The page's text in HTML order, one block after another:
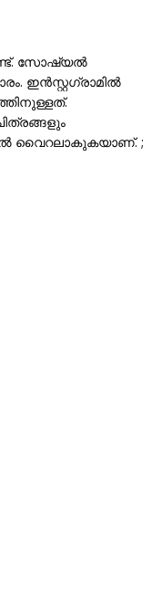
സോഷ്യൽ
ഇൻസ്റ്റഗ്രാമിൽ
വൈറലാകുകയാണ്. ;